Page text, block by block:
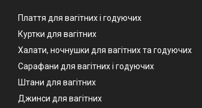
Плаття для вагітних і годуючих
Куртки для вагітних
Халати, ночнушки для вагітних та годуючих
Сарафани для вагітних і годуючих
Штани для вагітних
Джинси для вагітних